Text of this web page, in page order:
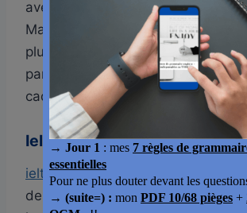
avec des tests blancs gratuits et
Magoosh vend une formation
plusieurs contenus restent 100%
parfait pour les candidats qui
cadre de révision.
Ielts-up.com
ielts-up.comest moins connu,
des tests IELTS complets gratuits,